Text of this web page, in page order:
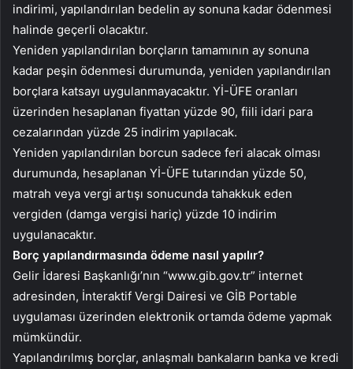
indirimi, yapılandırılan bedelin ay sonuna kadar ödenmesi
halinde geçerli olacaktır.
Yeniden yapılandırılan borçların tamamının ay sonuna
kadar peşin ödenmesi durumunda, yeniden yapılandırılan
borçlara katsayı uygulanmayacaktır. Yİ-ÜFE oranları
üzerinden hesaplanan fiyattan yüzde 90, fiili idari para
cezalarından yüzde 25 indirim yapılacak.
Yeniden yapılandırılan borcun sadece feri alacak olması
durumunda, hesaplanan Yİ-ÜFE tutarından yüzde 50,
matrah veya vergi artışı sonucunda tahakkuk eden
vergiden (damga vergisi hariç) yüzde 10 indirim
uygulanacaktır.
Borç yapılandırmasında ödeme nasıl yapılır?
Gelir İdaresi Başkanlığı’nın “www.gib.gov.tr” internet
adresinden, İnteraktif Vergi Dairesi ve GİB Portable
uygulaması üzerinden elektronik ortamda ödeme yapmak
mümkündür.
Yapılandırılmış borçlar, anlaşmalı bankaların banka ve kredi